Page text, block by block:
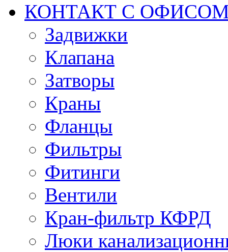
КОНТАКТ С ОФИСОМ
Задвижки
Клапана
Затворы
Краны
Фланцы
Фильтры
Фитинги
Вентили
Кран-фильтр КФРД
Люки